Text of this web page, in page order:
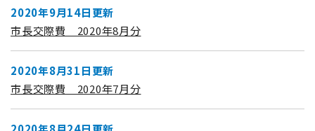
2020年9月14日更新
市長交際費 2020年8月分
2020年8月31日更新
市長交際費 2020年7月分